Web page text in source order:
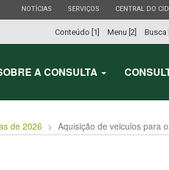
ESTADO
NOTÍCIAS ESTADO
SERVIÇOS ESTADO
CENTRAL DO
Conteúdo [1] Menu [2] Busca
A CONSULTA
de 2026 Aquisição de veiculos para